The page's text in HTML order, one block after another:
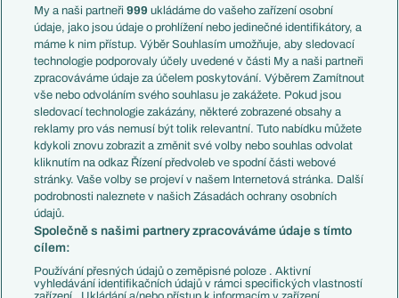
Témata
Představení týmů MS
EuroSkauting
PL v kostce
Evropské koeficienty
Přestupy
Přestupové spekulace
Zranění
Kluby
Arsenal FC
Chelsea FC
Manchester United
AC Milán
Juventus FC
Bayern Mnichov
Francie
Itálie
Německo
Španělsko
Argentina
Brazílie
Přestupy
Zápasy
Livescore
Tipovací soutěž
My a naši partneři999 ukládáme do vašeho zařízení osobní
údaje, jako jsou údaje o prohlížení nebo jedinečné identifikátory, a
máme k nim přístup. Výběr Souhlasím umožňuje, aby sledovací
technologie podporovaly účely uvedené v části My a naši partneři
zpracováváme údaje za účelem poskytování. Výběrem Zamítnout
vše nebo odvoláním svého souhlasu je zakážete. Pokud jsou
sledovací technologie zakázány, některé zobrazené obsahy a
reklamy pro vás nemusí být tolik relevantní. Tuto nabídku můžete
kdykoli znovu zobrazit a změnit své volby nebo souhlas odvolat
kliknutím na odkaz Řízení předvoleb ve spodní části webové
stránky. Vaše volby se projeví v našem Internetová stránka. Další
podrobnosti naleznete v našich Zásadách ochrany osobních
údajů.
Společně s našimi partnery zpracováváme údaje s tímto
cílem:
Používání přesných údajů o zeměpisné poloze . Aktivní
vyhledávání identifikačních údajů v rámci specifických vlastností